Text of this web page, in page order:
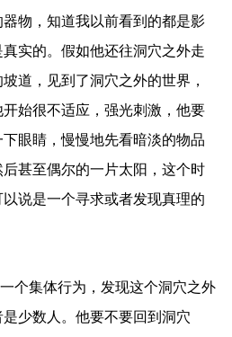
物，知道我以前看到的都是影
实的。假如他还往洞穴之外走
道，见到了洞穴之外的世界，
始很不适应，强光刺激，他要
眼睛，慢慢地先看暗淡的物品
甚至偶尔的一片太阳，这个时
说是一个寻求或者发现真理的
个集体行为，发现这个洞穴之外
少数人。他要不要回到洞穴